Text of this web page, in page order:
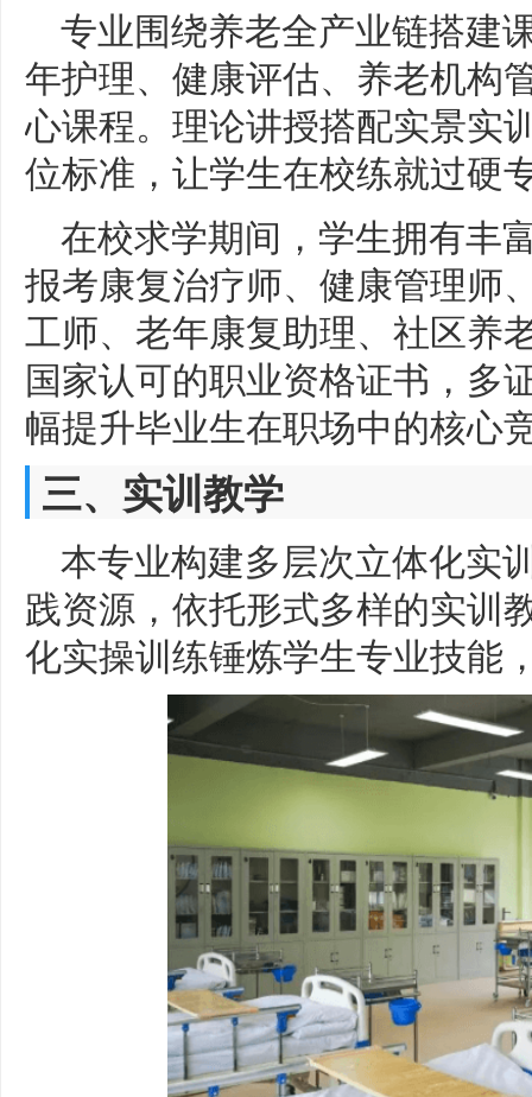
专业围绕养老全产业链搭建
年护理、健康评估、养老机构
心课程。理论讲授搭配实景实
位标准，让学生在校练就过硬
在校求学期间，学生拥有丰
报考康复治疗师、健康管理师
工师、老年康复助理、社区养
国家认可的职业资格证书，多
幅提升毕业生在职场中的核心
三、实训教学
本专业构建多层次立体化实
践资源，依托形式多样的实训
化实操训练锤炼学生专业技能